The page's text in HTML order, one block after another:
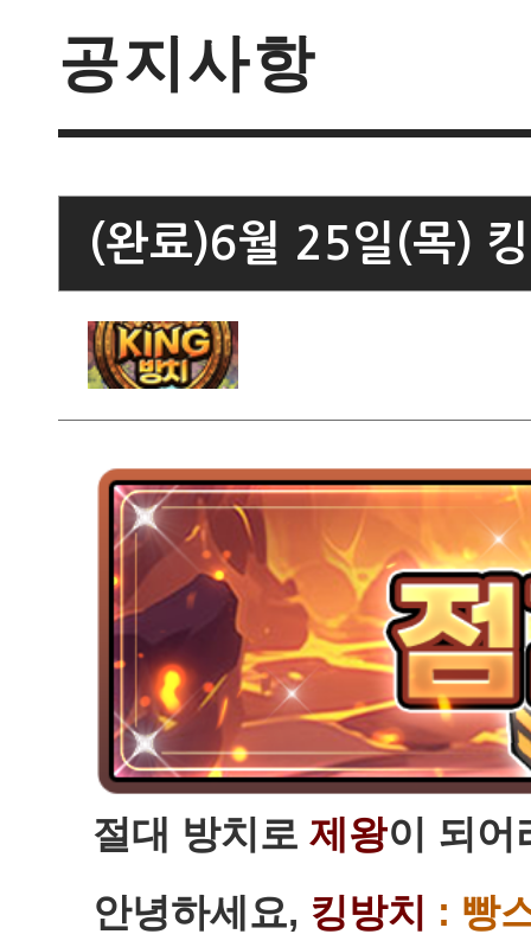
공지사항
(완료)6월 25일(목)
절대 방치로제왕이 되어
안녕하세요, 킹방치 : 빵